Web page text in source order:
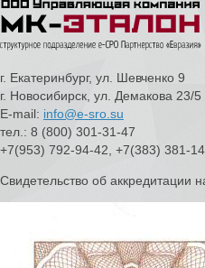
г. Екатеринбург, ул. Шевченко 9
г. Новосибирск, ул. Демакова 23/5
E-mail: info@e-sro.su
тел.: 8 (800) 301-31-47
+7(953) 792-94-42, +7(383) 381-
Свидетельство об аккредитации